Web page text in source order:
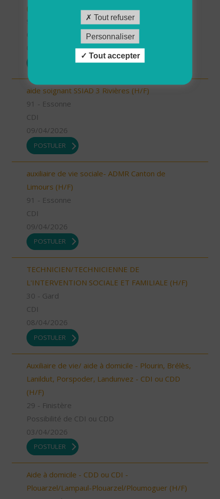
(H/F)
aide soignant SSIAD 3 Rivières (H/F)
91 - Essonne
CDI
09/04/2026
POSTULER
auxiliaire de vie sociale- ADMR Canton de
Limours (H/F)
91 - Essonne
CDI
09/04/2026
POSTULER
TECHNICIEN/TECHNICIENNE DE
L'INTERVENTION SOCIALE ET FAMILIALE (H/F)
30 - Gard
CDI
08/04/2026
POSTULER
Auxiliaire de vie/ aide à domicile - Plourin, Brélès,
Lanildut, Porspoder, Landunvez - CDI ou CDD
(H/F)
29 - Finistère
Possibilité de CDI ou CDD
03/04/2026
POSTULER
Aide à domicile - CDD ou CDI -
Plouarzel/Lampaul-Plouarzel/Ploumoguer (H/F)
Tout refuser
Personnaliser
Tout accepter